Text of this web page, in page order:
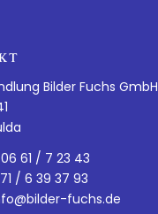
Bilder Fuchs GmbH
61 / 7 23 43
/ 6 39 37 93
fuchs.de